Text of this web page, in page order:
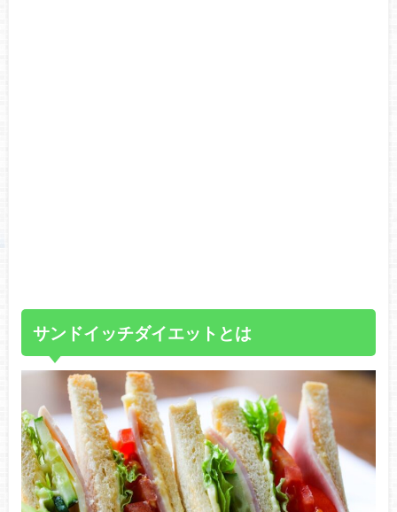
サンドイッチダイエットとは